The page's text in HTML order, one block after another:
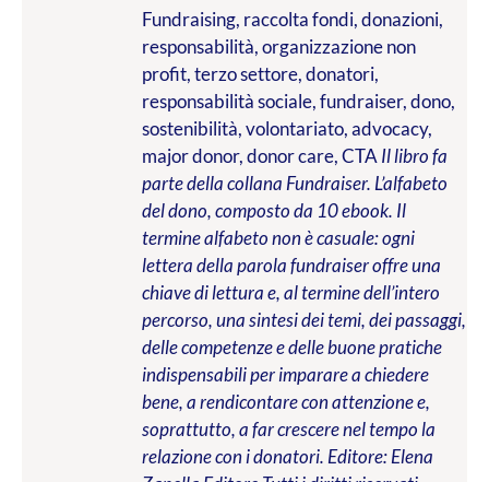
Fundraising, raccolta fondi, donazioni,
responsabilità, organizzazione non
profit, terzo settore, donatori,
responsabilità sociale, fundraiser, dono,
sostenibilità, volontariato, advocacy,
major donor, donor care, CTA Il libro fa
parte della collana Fundraiser. L’alfabeto
del dono, composto da 10 ebook. Il
termine alfabeto non è casuale: ogni
lettera della parola fundraiser offre una
chiave di lettura e, al termine dell’intero
percorso, una sintesi dei temi, dei passaggi,
delle competenze e delle buone pratiche
indispensabili per imparare a chiedere
bene, a rendicontare con attenzione e,
soprattutto, a far crescere nel tempo la
relazione con i donatori. Editore: Elena